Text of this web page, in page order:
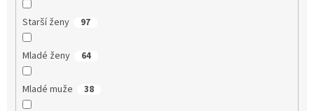
Starší ženy 97
Mladé ženy 64
Mladé muže 38